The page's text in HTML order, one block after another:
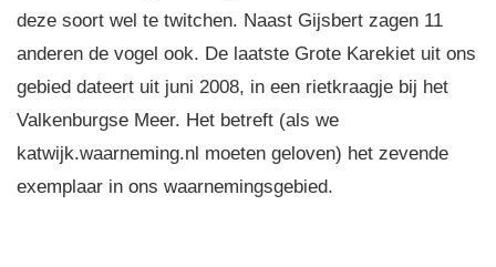
deze soort wel te twitchen. Naast Gijsbert zagen 11
anderen de vogel ook. De laatste Grote Karekiet uit ons
gebied dateert uit juni 2008, in een rietkraagje bij het
Valkenburgse Meer. Het betreft (als we
katwijk.waarneming.nl moeten geloven) het zevende
exemplaar in ons waarnemingsgebied.